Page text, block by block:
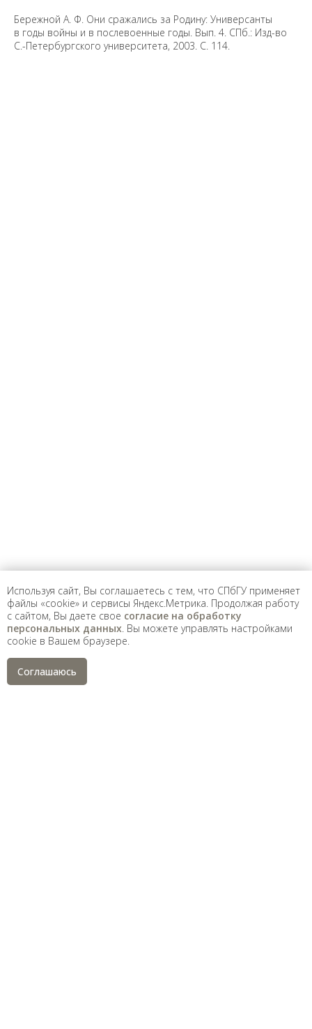
Бережной А. Ф. Они сражались за Родину: Универсанты
в годы войны и в послевоенные годы. Вып. 4. СПб.: Изд-во
С.-Петербургского университета, 2003. С. 114.
персональных данных
Saint Petersburg State University
Санкт-Петербургский государственный университет©
2026
Используя сайт, Вы соглашаетесь с тем, что СПбГУ применяет
файлы «cookie» и сервисы Яндекс.Метрика. Продолжая работу
с сайтом, Вы даете свое согласие на обработку
персональных данных . Вы можете управлять настройками
cookie в Вашем браузере.
Соглашаюсь